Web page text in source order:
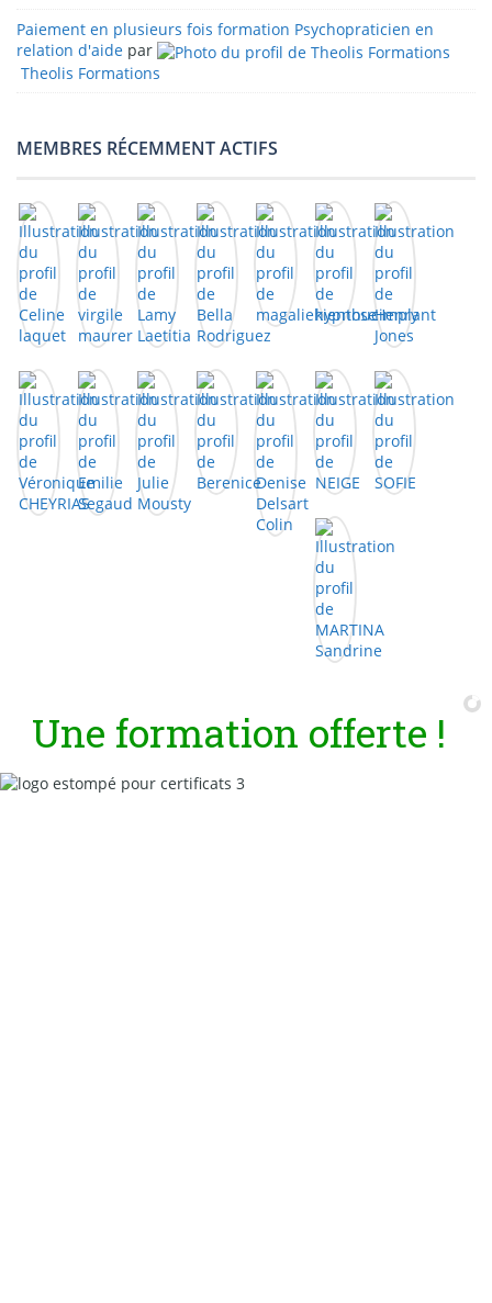
Paiement en plusieurs fois formation Psychopraticien en
relation d'aide par
Theolis Formations
MEMBRES RÉCEMMENT ACTIFS
Une formation offerte !